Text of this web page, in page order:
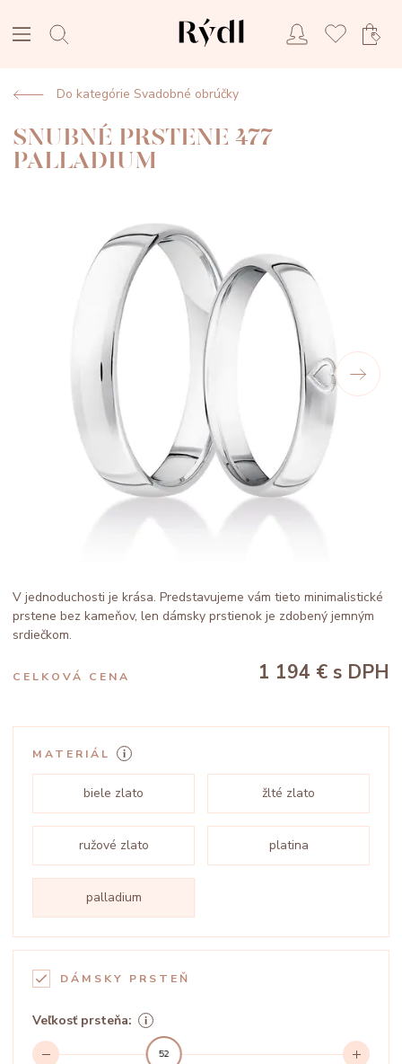
Do kategórie Svadobné obrúčky
SNUBNÉ PRSTENE 477
PALLADIUM
V jednoduchosti je krása. Predstavujeme vám tieto minimalistické
prstene bez kameňov, len dámsky prstienok je zdobený jemným
srdiečkom.
CELKOVÁ CENA 1 194 € s DPH
MATERIÁL
biele zlato žlté zlato
ružové zlato platina
palladium
DÁMSKY PRSTEŇ
Veľkosť prsteňa:
52